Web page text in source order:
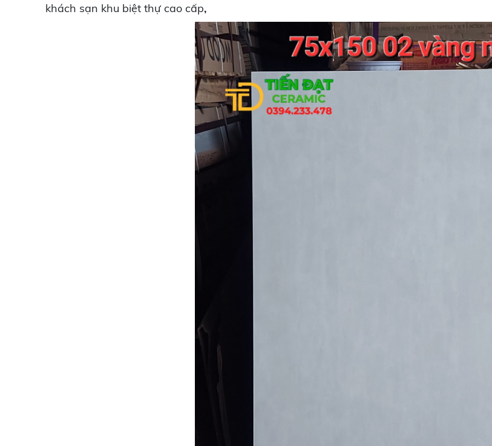
khách sạn khu biệt thự cao cấp,